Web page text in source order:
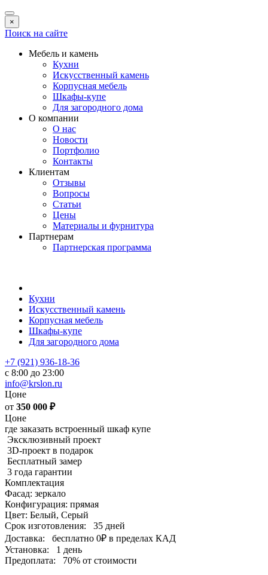
×
Поиск на сайте
Мебель и камень
Кухни
Искусственный камень
Корпусная мебель
Шкафы-купе
Для загородного дома
О компании
О нас
Новости
Портфолио
Контакты
Клиентам
Отзывы
Вопросы
Статьи
Цены
Материалы и фурнитура
Партнерам
Партнерская программа
Кухни
Искусственный камень
Корпусная мебель
Шкафы-купе
Для загородного дома
+7 (921) 936-18-36
с 8:00 до 23:00
info@krslon.ru
Цоне
от 350 000 ₽
Цоне
где заказать встроенный шкаф купе
Эксклюзивный проект
3D-проект в подарок
Бесплатный замер
3 года гарантии
Комплектация
Фасад: зеркало
Конфигурация: прямая
Цвет: Белый, Серый
Срок изготовления:
35 дней
Доставка:
бесплатно 0₽ в пределах КАД
Установка:
1 день
Предоплата:
70% от стоимости